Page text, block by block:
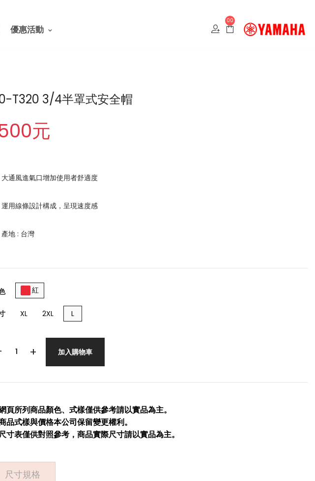
優惠活動
00
T320 3/4半罩式安全帽
元
大通風進氣口增加使用者舒適度
運用線條設計構成，呈現速度感
產地 : 台灣
紅
XL 2XL L
+ 加入購物車
頁所列商品顏色、式樣僅供參考請以實品為主。
品式樣與價格本公司保留變更權利。
寸表僅供對照參考，商品實際尺寸請以實品為主。
尺寸規格